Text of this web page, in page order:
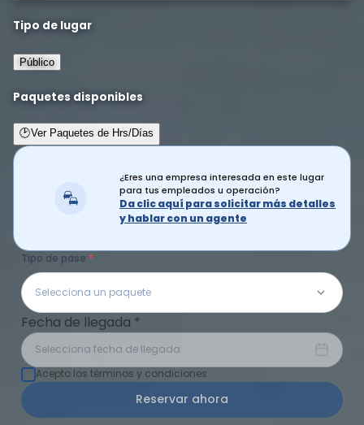
Tipo de lugar
Público
Paquetes disponibles
🕑Ver Paquetes de Hrs/Días
¿Eres una empresa interesada en este lugar
para tus empleados u operación?
Da clic aquí para solicitar más detalles
y hablar con un agente
Tipo de pase
Selecciona un paquete
Fecha de llegada *
Selecciona fecha de llegada
Acepto los términos y condiciones
Reservar ahora